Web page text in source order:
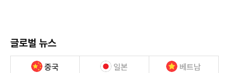
글로벌 뉴스
중국 일본 베트남